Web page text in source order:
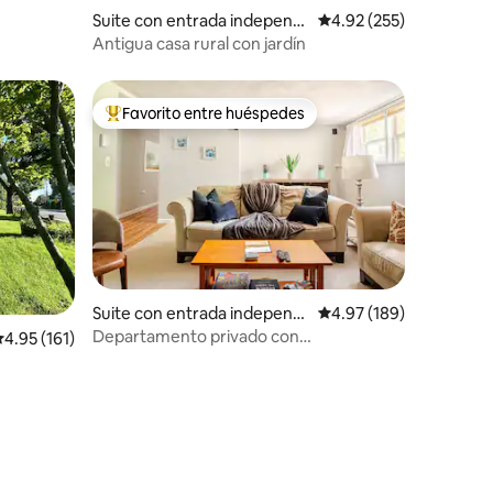
Suite con entrada independi
ente en Marblehead
Calificación promedio:
4.92 (255)
Antigua casa rural con jardín
promedio: 4.95 de 5; 161 evaluaciones
4.95 (161)
De los mejores en Favorito entre huéspedes
Favorito entre huéspedes
Suite con entrada independi
ente en Woburn
Calificación promedio:
4.97 (189)
Departamento privado con